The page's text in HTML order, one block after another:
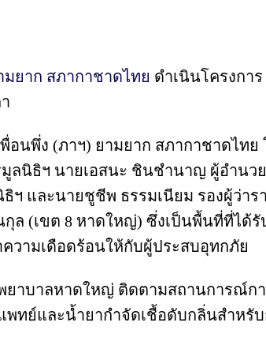
ยาก สภากาชาดไทย ดำเนินโครงกา
อนพึ่ง (ภาฯ) ยามยาก สภากาชาดไท
นิธิฯ นายเอสนะ ชินชำนาญ ผู้อำนวย
และนายชูชีพ ธรรมเนียม รองผู้ว่า
ล (เขต 8 หาดใหญ่) ซึ่งเป็นพื้นที่ที่ได้
ความเดือดร้อนให้กับผู้ประสบอุทกภัย
ยาบาลหาดใหญ่ ติดตามสถานการณ์
พทย์และน้ำยากำจัดเชื้อดับกลิ่นสำห